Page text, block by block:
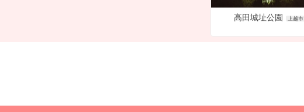
高田城址公園 上越市